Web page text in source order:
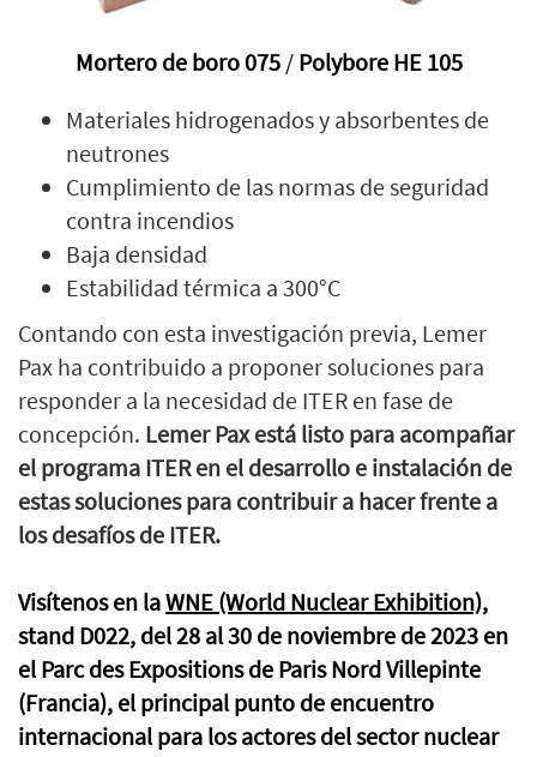
Mortero de boro075/ Polybore HE 105
Materiales hidrogenados y absorbentes de
neutrones
Cumplimiento de las normas de seguridad
contra incendios
Baja densidad
Estabilidad térmica a 300°C
Contando con esta investigación previa, Lemer
Pax ha contribuido a proponer soluciones para
responder a la necesidad de ITER en fase de
concepción. Lemer Pax está listo para acompañar
el programa ITER en el desarrollo e instalación de
estas soluciones para contribuir a hacer frente a
los desafíos de ITER.
Visítenos en laWNE (World Nuclear Exhibition),
stand D022, del 28 al 30 de noviembre de 2023 en
el Parc des Expositions de Paris Nord Villepinte
(Francia), el principal punto de encuentro
internacional para los actores del sector nuclear